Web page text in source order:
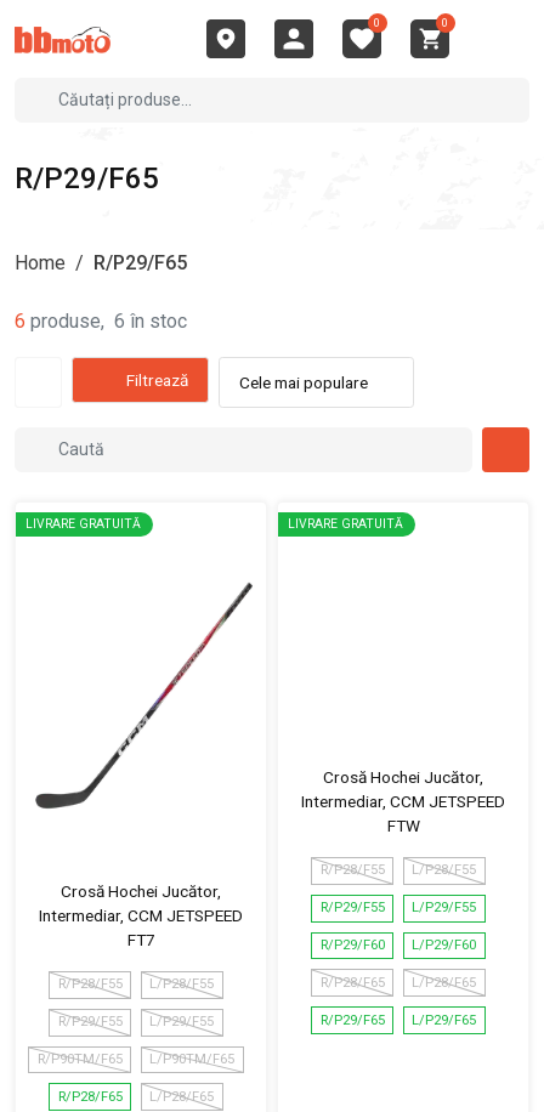
0 0
R/P29/F65
Home / R/P29/F65
6 produse, 6 în stoc
Filtrează Cele mai populare
LIVRARE GRATUITĂ
Crosă Hochei Jucător,
Intermediar, CCM JETSPEED
FT7
R/P28/F55 L/P28/F55
R/P29/F55 L/P29/F55
R/P90TM/F65 L/P90TM/F65
R/P28/F65 L/P28/F65
LIVRARE GRATUITĂ
Crosă Hochei Jucător,
Intermediar, CCM JETSPEED
FTW
R/P28/F55 L/P28/F55
R/P29/F55 L/P29/F55
R/P29/F60 L/P29/F60
R/P28/F65 L/P28/F65
R/P29/F65 L/P29/F65